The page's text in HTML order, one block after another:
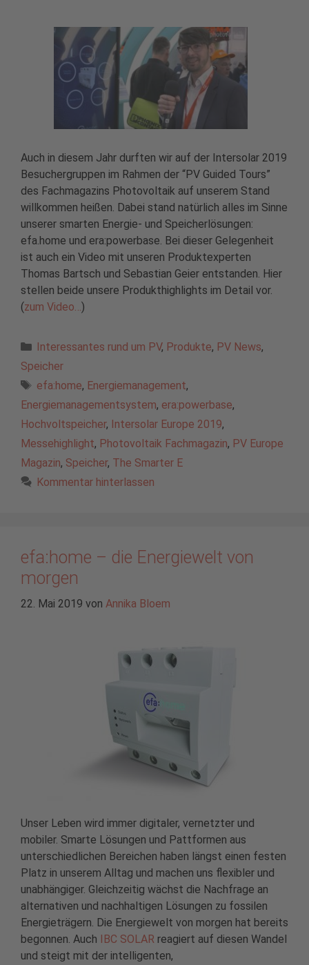
Auch in diesem Jahr durften wir auf der Intersolar 2019
Besuchergruppen im Rahmen der “PV Guided Tours”
des Fachmagazins Photovoltaik auf unserem Stand
willkommen heißen. Dabei stand natürlich alles im Sinne
unserer smarten Energie- und Speicherlösungen:
efa.home und era:powerbase. Bei dieser Gelegenheit
ist auch ein Video mit unseren Produktexperten
Thomas Bartsch und Sebastian Geier entstanden. Hier
stellen beide unsere Produkthighlights im Detail vor.
(zum Video…)
Kategorien
Interessantes rund um PV, Produkte, PV News,
Speicher
Schlagwörter
efa:home, Energiemanagement,
Energiemanagementsystem, era:powerbase,
Hochvoltspeicher, Intersolar Europe 2019,
Messehighlight, Photovoltaik Fachmagazin, PV Europe
Magazin, Speicher, The Smarter E
Kommentar hinterlassen
efa:home – die Energiewelt von
morgen
22. Mai 2019 von Annika Bloem
Unser Leben wird immer digitaler, vernetzter und
mobiler. Smarte Lösungen und Pattformen aus
unterschiedlichen Bereichen haben längst einen festen
Platz in unserem Alltag und machen uns flexibler und
unabhängiger. Gleichzeitig wächst die Nachfrage an
alternativen und nachhaltigen Lösungen zu fossilen
Energieträgern. Die Energiewelt von morgen hat bereits
begonnen. Auch
IBC SOLAR reagiert auf diesen Wandel
und steigt mit der intelligenten,